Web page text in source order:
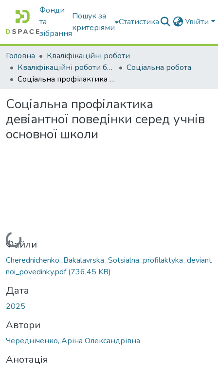
Фонди
та
зібрання
Пошук за
критеріями
Статистика Увійти
Головна
Кваліфікаційні роботи
Кваліфікаційні роботи бакалаврів
Соціальна робота
Соціальна профілактика девіантної поведінки серед учнів основної школи
Соціальна профілактика
девіантної поведінки серед учнів
основної школи
Вантажиться...
Файли
Cherednichenko_Bakalavrska_Sotsialna_profilaktyka_deviant
noi_povedinky.pdf(736,45 KB)
Дата
2025
Автори
Чередніченко, Аріна Олександрівна
Анотація